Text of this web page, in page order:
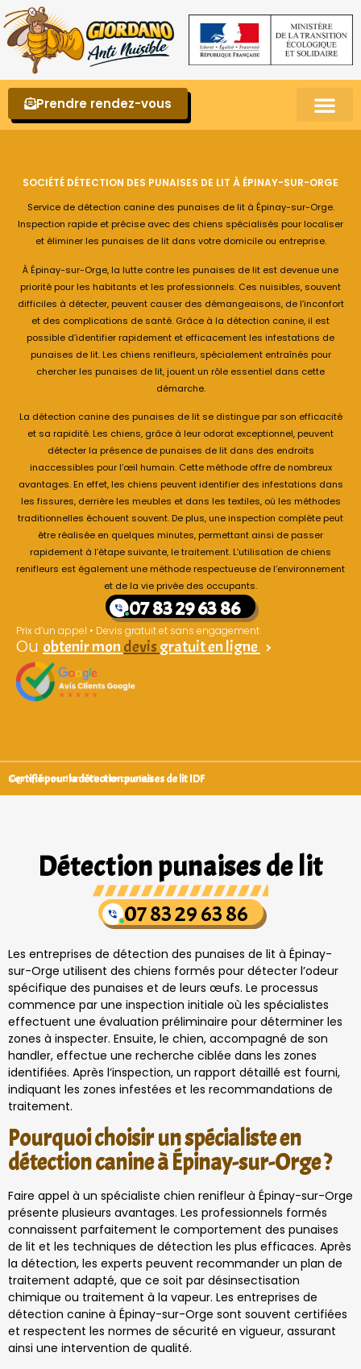
Prendre rendez-vous
SOCIÉTÉ DÉTECTION DES PUNAISES DE LIT À ÉPINAY-SUR-ORGE
Service de détection canine des punaises de lit à Épinay-sur-Orge.
Inspection rapide et précise avec des chiens spécialisés pour localiser
et éliminer les punaises de lit dans votre domicile ou entreprise.
À Épinay-sur-Orge, la lutte contre les punaises de lit est devenue une
priorité pour les habitants et les professionnels. Ces nuisibles, souvent
difficiles à détecter, peuvent causer des démangeaisons, de l’inconfort
et des complications de santé. Grâce à la détection canine, il est
possible d’identifier rapidement et efficacement les infestations de
punaises de lit. Les chiens renifleurs, spécialement entraînés pour
chercher les punaises de lit, jouent un rôle essentiel dans cette
démarche.
La détection canine des punaises de lit se distingue par son efficacité
et sa rapidité. Les chiens, grâce à leur odorat exceptionnel, peuvent
détecter la présence de punaises de lit dans des endroits
inaccessibles pour l’œil humain. Cette méthode offre de nombreux
avantages. En effet, les chiens peuvent identifier des infestations dans
les fissures, derrière les meubles et dans les textiles, où les méthodes
traditionnelles échouent souvent. De plus, une inspection complète peut
être réalisée en quelques minutes, permettant ainsi de passer
rapidement à l’étape suivante, le traitement. L’utilisation de chiens
renifleurs est également une méthode respectueuse de l’environnement
et de la vie privée des occupants.
07 83 29 63 86
Prix d’un appel • Devis gratuit et sans engagement
Ou obtenir mon devis gratuit en ligne >
Certifié pour la détection punaises de lit IDF
Signataires d’une charte qualité
Détection punaises de lit
07 83 29 63 86
Les entreprises de détection des punaises de lit à Épinay-
sur-Orge utilisent des chiens formés pour détecter l’odeur
spécifique des punaises et de leurs œufs. Le processus
commence par une inspection initiale où les spécialistes
effectuent une évaluation préliminaire pour déterminer les
zones à inspecter. Ensuite, le chien, accompagné de son
handler, effectue une recherche ciblée dans les zones
identifiées. Après l’inspection, un rapport détaillé est fourni,
indiquant les zones infestées et les recommandations de
traitement.
Pourquoi choisir un spécialiste en
détection canine à Épinay-sur-Orge ?
Faire appel à un spécialiste chien renifleur à Épinay-sur-Orge
présente plusieurs avantages. Les professionnels formés
connaissent parfaitement le comportement des punaises
de lit et les techniques de détection les plus efficaces. Après
la détection, les experts peuvent recommander un plan de
traitement adapté, que ce soit par désinsectisation
chimique ou traitement à la vapeur. Les entreprises de
détection canine à Épinay-sur-Orge sont souvent certifiées
et respectent les normes de sécurité en vigueur, assurant
ainsi une intervention de qualité.